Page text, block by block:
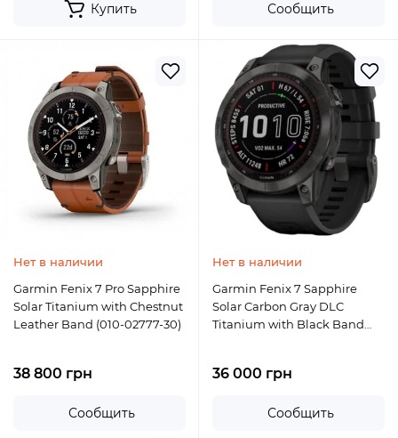
Купить Сообщить
Нет в наличии
Garmin Fenix 7 Pro Sapphire
Solar Titanium with Chestnut
Leather Band (010-02777-30)
38 800 грн
Сообщить
Нет в наличии
Garmin Fenix 7 Sapphire
Solar Carbon Gray DLC
Titanium with Black Band
36 000 грн
Сообщить